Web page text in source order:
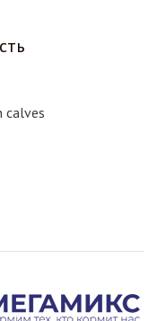
calves